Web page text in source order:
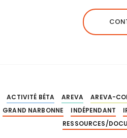
ACTIVITÉ BÉTA AREVA AREVA-
GRAND NARBONNE INDÉPENDANT
RESSOURCES/